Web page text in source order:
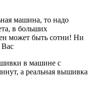
машина, то надо
в больших
может быть сотни! Ни
Вас
в машине с
а реальная вышивка